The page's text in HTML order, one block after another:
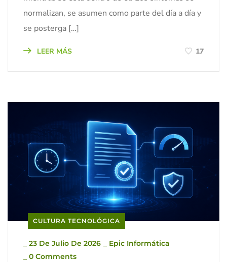
normalizan, se asumen como parte del día a día y
se posterga […]
LEER MÁS 17
CULTURA TECNOLÓGICA
23 De Julio De 2026
Epic Informática
0 Comments